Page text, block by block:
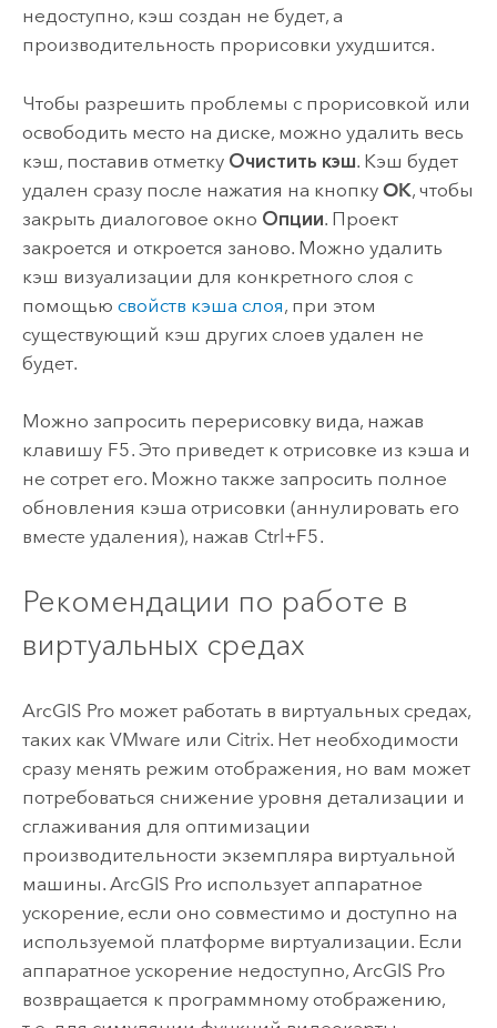
недоступно, кэш создан не будет, а
производительность прорисовки ухудшится.
Чтобы разрешить проблемы с прорисовкой или
освободить место на диске, можно удалить весь
кэш, поставив отметку Очистить кэш. Кэш будет
удален сразу после нажатия на кнопку OK, чтобы
закрыть диалоговое окно Опции. Проект
закроется и откроется заново. Можно удалить
кэш визуализации для конкретного слоя с
помощью свойств кэша слоя, при этом
существующий кэш других слоев удален не
будет.
Можно запросить перерисовку вида, нажав
клавишу F5. Это приведет к отрисовке из кэша и
не сотрет его. Можно также запросить полное
обновления кэша отрисовки (аннулировать его
вместе удаления), нажав Ctrl+F5.
Рекомендации по работе в
виртуальных средах
ArcGIS Proможет работать в виртуальных средах,
таких как VMware или Citrix. Нет необходимости
сразу менять режим отображения, но вам может
потребоваться снижение уровня детализации и
сглаживания для оптимизации
производительности экземпляра виртуальной
машины. ArcGIS Proиспользует аппаратное
ускорение, если оно совместимо и доступно на
используемой платформе виртуализации. Если
аппаратное ускорение недоступно, ArcGIS Pro
возвращается к программному отображению,